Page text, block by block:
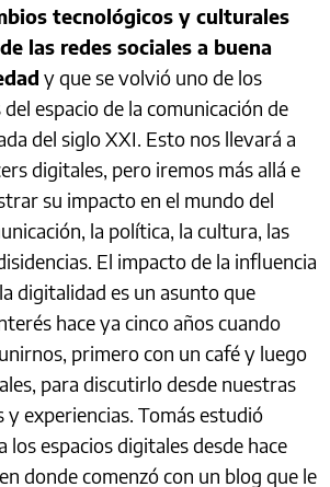
tecnológicos y culturales
las redes sociales a buena
y que se volvió uno de los
espacio de la comunicación de
del siglo XXI. Esto nos llevará a
digitales, pero iremos más allá e
su impacto en el mundo del
la política, la cultura, las
El impacto de la influencia
digitalidad es un asunto que
hace ya cinco años cuando
primero con un café y luego
para discutirlo desde nuestras
y experiencias. Tomás estudió
espacios digitales desde hace
donde comenzó con un blog que le